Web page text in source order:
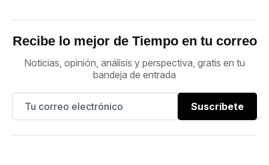
Recibe lo mejor de Tiempo en tu correo
Noticias, opinión, análisis y perspectiva, gratis en tu
bandeja de entrada
Suscríbete